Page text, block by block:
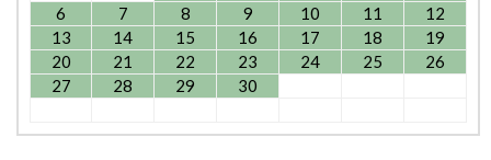
6
7 8 9 10 11
12
13
14 15 16 17 18
19
20
21 22 23 24 25
26
27
28 29 30